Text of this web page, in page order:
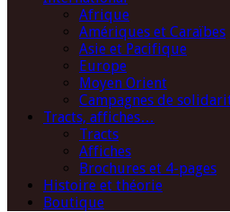
Afrique
Amériques et Caraïbes
Asie et Pacifique
Europe
Moyen Orient
Campagnes de
Tracts, affiches…
Tracts
Affiches
Brochures et 4-pages
Histoire et théorie
Boutique